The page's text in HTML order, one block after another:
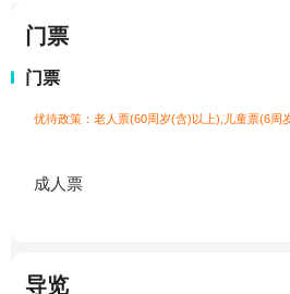
门票
门票
优待政策：老人票(60周岁(含)以上),儿童票(6周
成人票
导览